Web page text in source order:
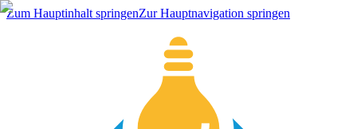
Zum Hauptinhalt springenZur Hauptnavigation springen